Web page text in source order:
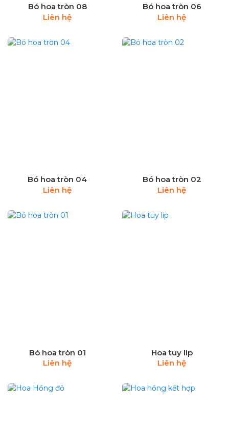
Bó hoa tròn 08
Liên hệ
Bó hoa tròn 06
Liên hệ
Bó hoa tròn 04
Liên hệ
Bó hoa tròn 02
Liên hệ
Bó hoa tròn 01
Liên hệ
Hoa tuy lip
Liên hệ